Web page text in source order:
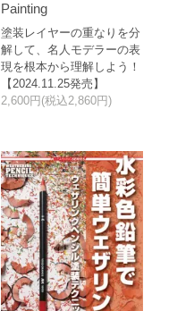
Painting
塗装レイヤーの重なりを分
解して、名人モデラーの表
現を根本から理解しよう！
【2024.11.25発売】
2,600円(税込2,860円)